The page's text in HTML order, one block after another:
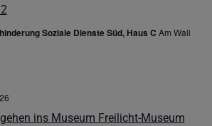
Soziale Dienste Süd, Haus C Am Wall
ins Museum Freilicht-Museum